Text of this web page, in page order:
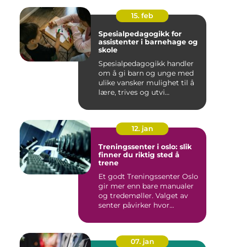
15. feb
Spesialpedagogikk for
assistenter i barnehage og
skole
Spesialpedagogikk handler
om å gi barn og unge med
ulike vansker mulighet til å
lære, trives og utvi...
12. jan
Treningssenter i oslo: slik
finner du riktig sted å
trene
Et godt Treningssenter Oslo
gir mer enn bare manualer
og tredemøller. Valget av
senter påvirker hvor...
07. jan